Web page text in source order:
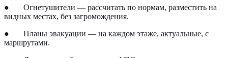
● Огнетушители — рассчитать по нормам, разместить на
видных местах, без загромождения.
● Планы эвакуации — на каждом этаже, актуальные, с
маршрутами.